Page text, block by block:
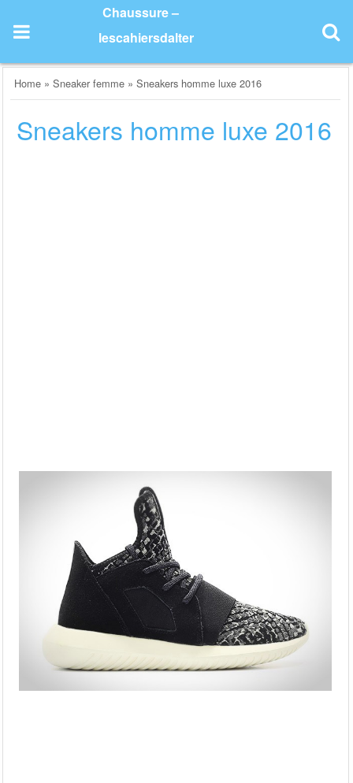
content
Chaussure –
lescahiersdalter
Home »Sneaker femme »Sneakers homme luxe 2016
Sneakers homme luxe 2016